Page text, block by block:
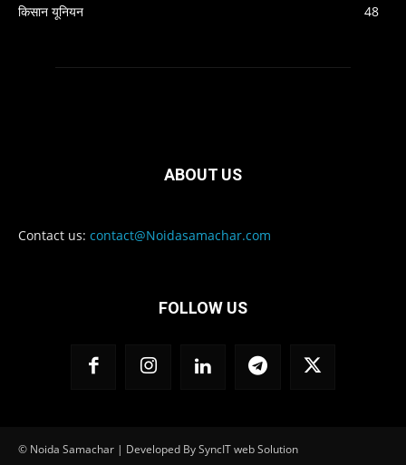
किसान यूनियन
48
ABOUT US
Contact us: contact@Noidasamachar.com
FOLLOW US
© Noida Samachar | Developed By SyncIT web Solution